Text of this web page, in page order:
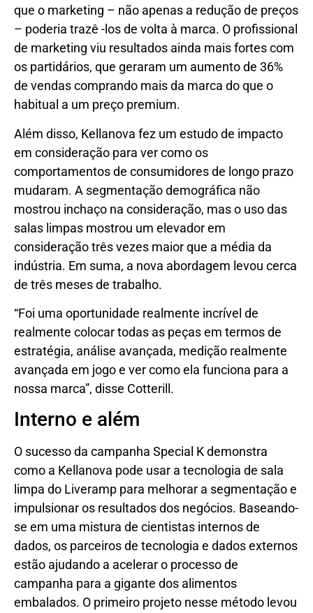
que o marketing – não apenas a redução de preços
– poderia trazê -los de volta à marca. O profissional
de marketing viu resultados ainda mais fortes com
os partidários, que geraram um aumento de 36%
de vendas comprando mais da marca do que o
habitual a um preço premium.
Além disso, Kellanova fez um estudo de impacto
em consideração para ver como os
comportamentos de consumidores de longo prazo
mudaram. A segmentação demográfica não
mostrou inchaço na consideração, mas o uso das
salas limpas mostrou um elevador em
consideração três vezes maior que a média da
indústria. Em suma, a nova abordagem levou cerca
de três meses de trabalho.
“Foi uma oportunidade realmente incrível de
realmente colocar todas as peças em termos de
estratégia, análise avançada, medição realmente
avançada em jogo e ver como ela funciona para a
nossa marca”, disse Cotterill.
Interno e além
O sucesso da campanha Special K demonstra
como a Kellanova pode usar a tecnologia de sala
limpa do Liveramp para melhorar a segmentação e
impulsionar os resultados dos negócios. Baseando-
se em uma mistura de cientistas internos de
dados, os parceiros de tecnologia e dados externos
estão ajudando a acelerar o processo de
campanha para a gigante dos alimentos
embalados. O primeiro projeto nesse método levou